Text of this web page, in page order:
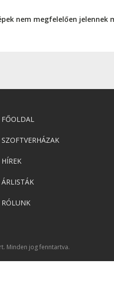
nem megfelelően jelennek
FŐOLDAL
SZOFTVERHÁZAK
HÍREK
ÁRLISTÁK
RÓLUNK
Minden jog fenntartva.